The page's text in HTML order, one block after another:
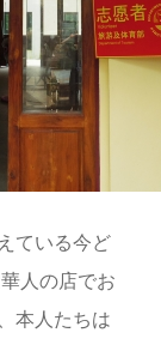
ている今ど
人の店でお
本人たちは